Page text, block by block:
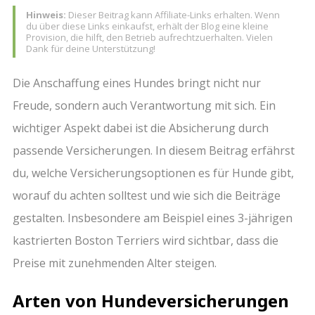
Hinweis: Dieser Beitrag kann Affiliate-Links erhalten. Wenn
du über diese Links einkaufst, erhält der Blog eine kleine
Provision, die hilft, den Betrieb aufrechtzuerhalten. Vielen
Dank für deine Unterstützung!
Die Anschaffung eines Hundes bringt nicht nur
Freude, sondern auch Verantwortung mit sich. Ein
wichtiger Aspekt dabei ist die Absicherung durch
passende Versicherungen. In diesem Beitrag erfährst
du, welche Versicherungsoptionen es für Hunde gibt,
worauf du achten solltest und wie sich die Beiträge
gestalten. Insbesondere am Beispiel eines 3-jährigen
kastrierten Boston Terriers wird sichtbar, dass die
Preise mit zunehmenden Alter steigen.
Arten von Hundeversicherungen